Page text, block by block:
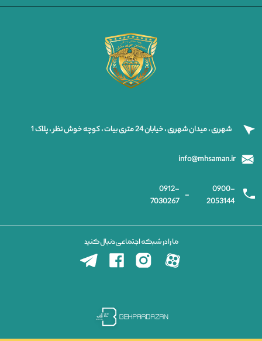
شهرری ، میدان شهرری ، خیابان 24 متری بیات ، کوچه خوش نظر ، پلاک 1
info@mhsaman.ir
0900-
2053144
-
0912-
7030267
ما را در شبکه اجتماعی دنبال کنید